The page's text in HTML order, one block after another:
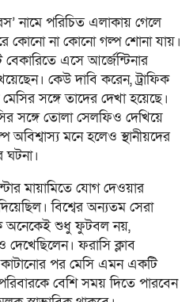
নামে পরিচিত এলাকায় গেলে
কোনো না কোনো গল্প শোনা যায়।
এসে আর্জেন্টিনার
কেউ দাবি করেন, ট্রাফিক
সঙ্গে তাদের দেখা হয়েছে।
সঙ্গে তোলা সেলফিও দেখিয়ে
মনে হলেও স্থানীয়দের
মায়ামিতে যোগ দেওয়ার
বিশ্বের অন্যতম সেরা
অনেকেই শুধু ফুটবল নয়,
দেখেছিলেন। ফরাসি ক্লাব
পর মেসি এমন একটি
বেশি সময় দিতে পারবেন